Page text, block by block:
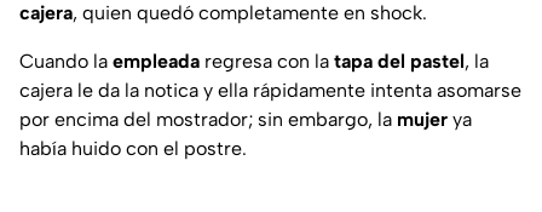
cajera, quien quedó completamente en shock.
Cuando la empleada regresa con la tapa del pastel, la
cajera le da la notica y ella rápidamente intenta asomarse
por encima del mostrador; sin embargo, la mujer ya
había huido con el postre.